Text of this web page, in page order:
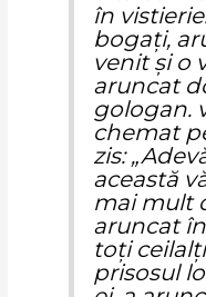
în
bogaţi,
venit şi o
aruncat
gologan.
chemat
zis:
această
mai mult
aruncat
toţi
prisosul